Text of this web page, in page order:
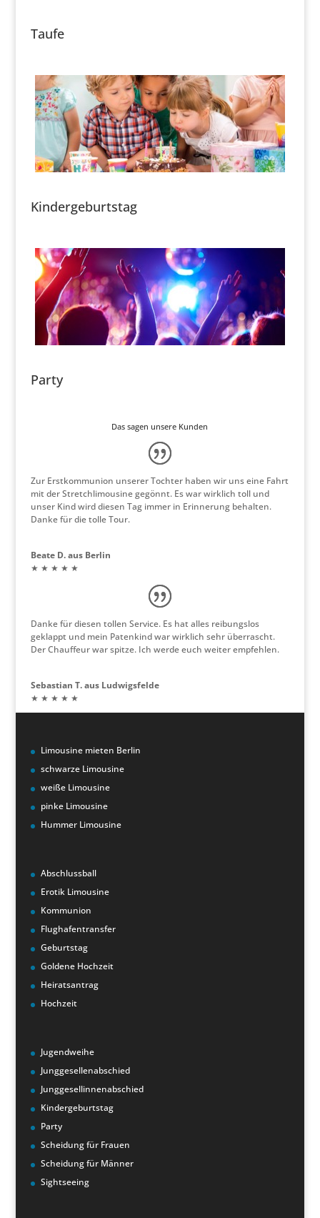
Taufe
Kindergeburtstag
Party
Das sagen unsere Kunden
Zur Erstkommunion unserer Tochter haben wir uns eine Fahrt
mit der Stretchlimousine gegönnt. Es war wirklich toll und
unser Kind wird diesen Tag immer in Erinnerung behalten.
Danke für die tolle Tour.
Beate D. aus Berlin
★ ★ ★ ★ ★
Danke für diesen tollen Service. Es hat alles reibungslos
geklappt und mein Patenkind war wirklich sehr überrascht.
Der Chauffeur war spitze. Ich werde euch weiter empfehlen.
Sebastian T. aus Ludwigsfelde
★ ★ ★ ★ ★
Limousine mieten Berlin
schwarze Limousine
weiße Limousine
pinke Limousine
Hummer Limousine
Abschlussball
Erotik Limousine
Kommunion
Flughafentransfer
Geburtstag
Goldene Hochzeit
Heiratsantrag
Hochzeit
Jugendweihe
Junggesellenabschied
Junggesellinnenabschied
Kindergeburtstag
Party
Scheidung für Frauen
Scheidung für Männer
Sightseeing